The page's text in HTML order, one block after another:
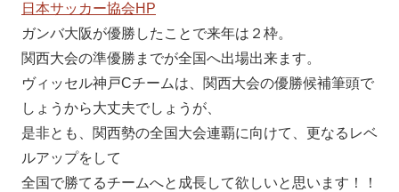
日本サッカー協会HP
ガンバ大阪が優勝したことで来年は２枠。
関西大会の準優勝までが全国へ出場出来ます。
ヴィッセル神戸Cチームは、関西大会の優勝候補筆頭で
しょうから大丈夫でしょうが、
是非とも、関西勢の全国大会連覇に向けて、更なるレベ
ルアップをして
全国で勝てるチームへと成長して欲しいと思います！！